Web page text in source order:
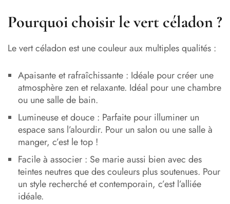
Pourquoi choisir le vert céladon ?
Le vert céladon est une couleur aux multiples qualités :
Apaisante et rafraîchissante : Idéale pour créer une
atmosphère zen et relaxante. Idéal pour une chambre
ou une salle de bain.
Lumineuse et douce : Parfaite pour illuminer un
espace sans l’alourdir. Pour un salon ou une salle à
manger, c’est le top !
Facile à associer : Se marie aussi bien avec des
teintes neutres que des couleurs plus soutenues. Pour
un style recherché et contemporain, c’est l’alliée
idéale.